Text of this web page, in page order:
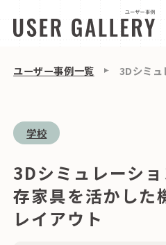
ユーザー事例一覧 3Dシミ
学校
3Dシミュレーシ
存家具を活かした
レイアウト